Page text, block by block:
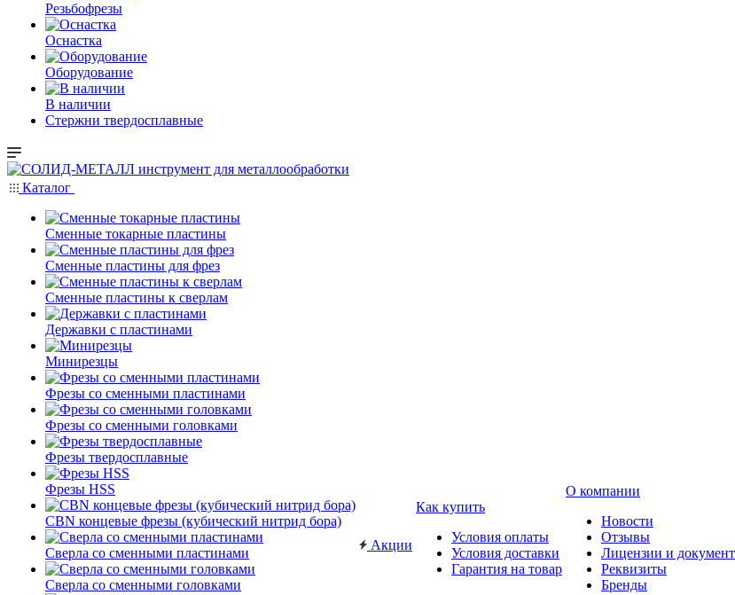
Резьбофрезы
Оснастка
Оборудование
В наличии
Стержни твердосплавные
Каталог
Сменные токарные пластины
Сменные пластины для фрез
Сменные пластины к сверлам
Державки с пластинами
Минирезцы
Фрезы со сменными пластинами
Фрезы со сменными головками
Фрезы твердосплавные
Фрезы HSS
CBN концевые фрезы (кубический нитрид бора)
Сверла со сменными пластинами
Сверла со сменными головками
Акции
Как купить
Условия оплаты
Условия доставки
Гарантия на товар
О компании
Новости
Отзывы
Лицензии и
Реквизиты
Бренды